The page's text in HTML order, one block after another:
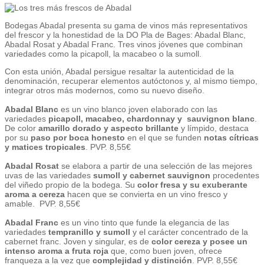
Bodegas Abadal presenta su gama de vinos más representativos
del frescor y la honestidad de la DO Pla de Bages: Abadal Blanc,
Abadal Rosat y Abadal Franc. Tres vinos jóvenes que combinan
variedades como la picapoll, la macabeo o la sumoll.
Con esta unión, Abadal persigue resaltar la autenticidad de la
denominación, recuperar elementos autóctonos y, al mismo tiempo,
integrar otros más modernos, como su nuevo diseño.
Abadal Blanc es un vino blanco joven elaborado con las
variedades picapoll, macabeo, chardonnay y sauvignon blanc
De color amarillo dorado y aspecto brillante y límpido, destaca
por su paso por boca honesto en el que se funden notas cítricas
y matices tropicales . PVP. 8,55€
Abadal Rosat se elabora a partir de una selección de las mejores
uvas de las variedades sumoll y cabernet sauvignon procedentes
del viñedo propio de la bodega. Su color fresa y su exuberante
aroma a cereza hacen que se convierta en un vino fresco y
amable. PVP. 8,55€
Abadal Franc es un vino tinto que funde la elegancia de las
variedades tempranillo y sumoll y el carácter concentrado de la
cabernet franc. Joven y singular, es de color cereza y posee un
intenso aroma a fruta roja que, como buen joven, ofrece
franqueza a la vez que complejidad y distinción . PVP. 8,55€